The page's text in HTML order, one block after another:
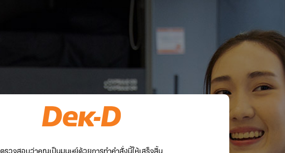
ตรวจสอบว่าคุณเป็นมนุษย์ด้วยการทำคำสั่งนี้ให้เสร็จสิ้น